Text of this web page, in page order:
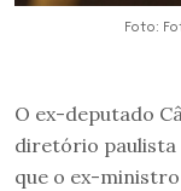
Foto:
O ex-deputado
diretório paulista
que o ex-